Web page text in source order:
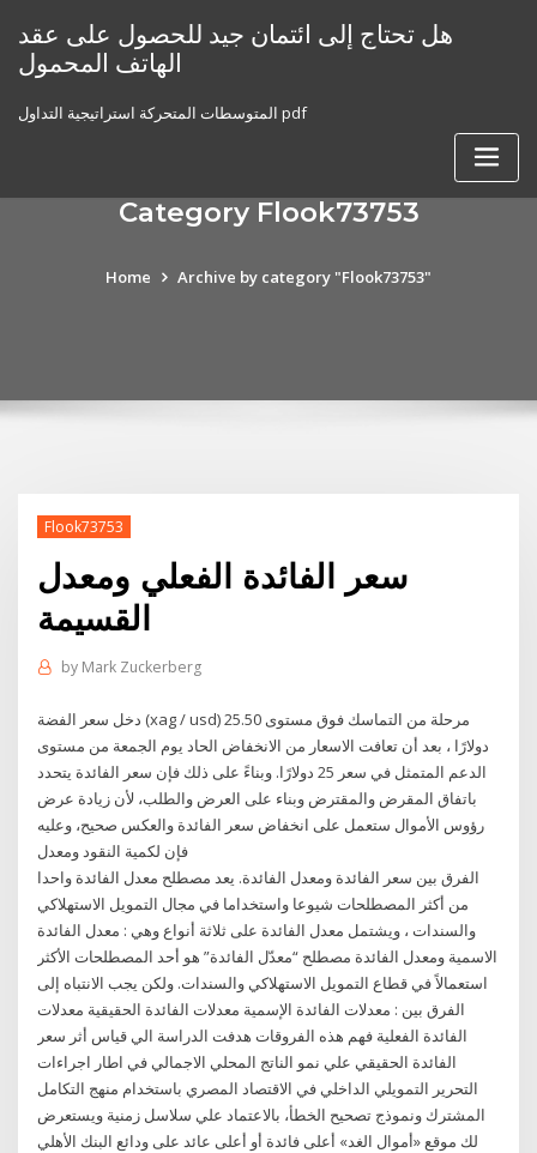
content
هل تحتاج إلى ائتمان جيد للحصول على عقد
الهاتف المحمول
المتوسطات المتحركة استراتيجية التداول pdf
Category Flook73753
Home Archive by category "Flook73753"
Flook73753
سعر الفائدة الفعلي ومعدل
القسيمة
by Mark Zuckerberg
دخل سعر الفضة (xag / usd) مرحلة من التماسك فوق مستوى 25.50
دولارًا ، بعد أن تعافت الاسعار من الانخفاض الحاد يوم الجمعة من مستوى
الدعم المتمثل في سعر 25 دولارًا. وبناءً على ذلك فإن سعر الفائدة يتحدد
باتفاق المقرض والمقترض وبناء على العرض والطلب، لأن زيادة عرض
رؤوس الأموال ستعمل على انخفاض سعر الفائدة والعكس صحيح، وعليه
فإن لكمية النقود ومعدل
الفرق بين سعر الفائدة ومعدل الفائدة. يعد مصطلح معدل الفائدة واحدا
من أكثر المصطلحات شيوعا واستخداما في مجال التمويل الاستهلاكي
والسندات ، ويشتمل معدل الفائدة على ثلاثة أنواع وهي : معدل الفائدة
الاسمية ومعدل الفائدة مصطلح “معدّل الفائدة” هو أحد المصطلحات الأكثر
استعمالاً في قطاع التمويل الاستهلاكي والسندات. ولكن يجب الانتباه إلى
الفرق بين : معدلات الفائدة الإسمية معدلات الفائدة الحقيقية معدلات
الفائدة الفعلية فهم هذه الفروقات هدفت الدراسة الي قياس أثر سعر
الفائدة الحقيقي علي نمو الناتج المحلي الاجمالي في اطار اجراءات
التحرير التمويلي الداخلي في الاقتصاد المصري باستخدام منهج التكامل
المشترك ونموذج تصحيح الخطأ، بالاعتماد علي سلاسل زمنية ويستعرض
لك موقع «أموال الغد» أعلى فائدة أو أعلى عائد على ودائع البنك الأهلي